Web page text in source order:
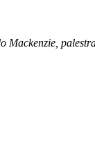
Mackenzie,